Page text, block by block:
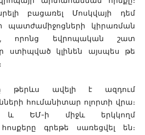
բացառել Մոսկվայի դեմ
պատժամիջոցների կիրառման
որոնց եվրոպական շատ
ստիպված կլինեն այսպես թե
թերևս ավելի է ազդում
հումանիտար ոլորտի վրա։
և ԵՄ-ի միջև երկկողմ
հոսքերը գրեթե սառեցվել են։